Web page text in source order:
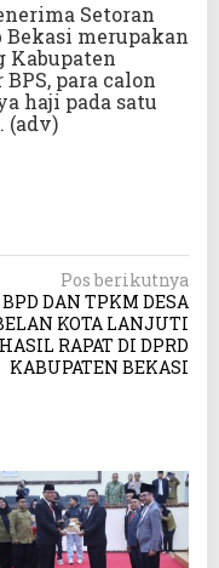
Setoran
Bekasi merupakan
Kabupaten
para calon
haji pada satu
(adv)
Pos berikutnya
BPD DAN TPKM DESA
KOTA LANJUTI
HASIL RAPAT DI DPRD
KABUPATEN BEKASI